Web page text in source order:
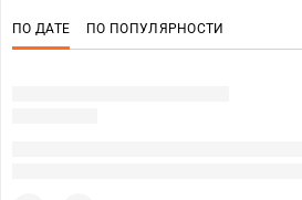
ПО ДАТЕ ПО ПОПУЛЯРНОСТИ